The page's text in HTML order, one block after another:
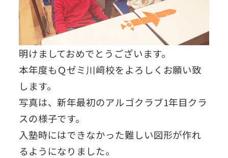
明けましておめでとうございます。
本年度もＱゼミ川﨑校をよろしくお願い致
します。
写真は、新年最初のアルゴクラブ1年目クラ
スの様子です。
入塾時にはできなかった難しい図形が作れ
るようになりました。